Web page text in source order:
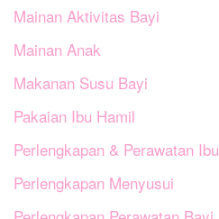
Mainan Aktivitas Bayi
Mainan Anak
Makanan Susu Bayi
Pakaian Ibu Hamil
Perlengkapan & Perawatan Ibu
Perlengkapan Menyusui